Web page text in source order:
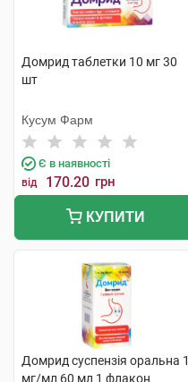
Домрид таблетки 10 мг 30
шт
Кусум Фарм
Є в наявності
від 170.20 грн
КУПИТИ
Домрид суспензія оральна 1
мг/мл 60 мл 1 флакон